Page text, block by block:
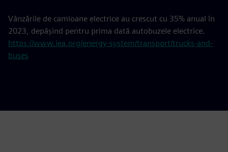
+35%
Vânzările de camioane electrice au crescut cu 35% anual în
2023, depășind pentru prima dată autobuzele electrice.
https://www.iea.org/energy-system/transport/trucks-and-
buses